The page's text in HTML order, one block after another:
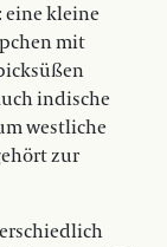
eine kleine
mit
indische
westliche
zur